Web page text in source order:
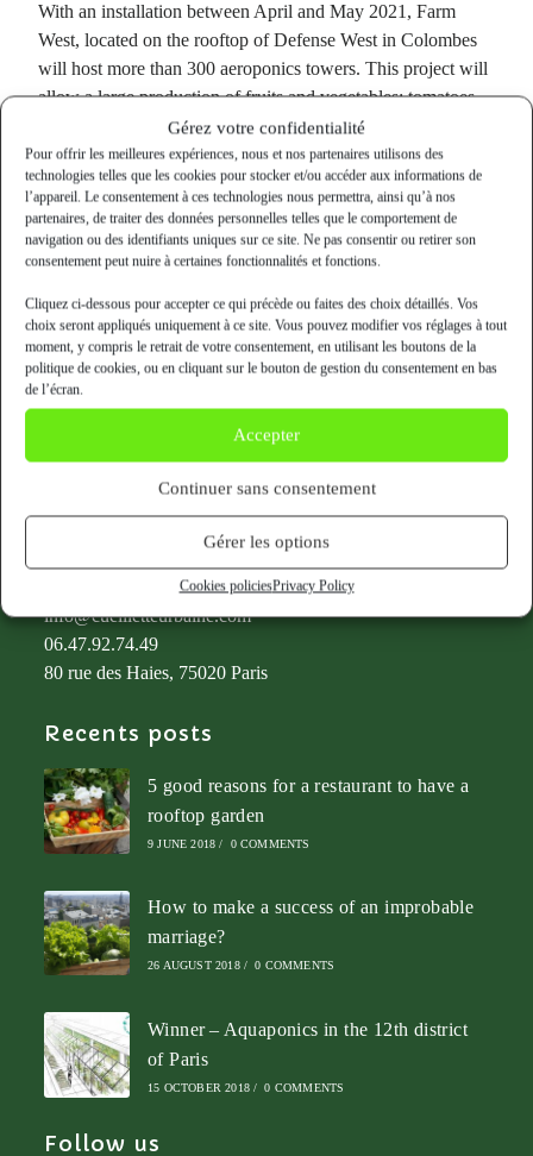
Gérez votre confidentialité
Pour offrir les meilleures expériences, nous et nos partenaires utilisons des
technologies telles que les cookies pour stocker et/ou accéder aux informations de
l’appareil. Le consentement à ces technologies nous permettra, ainsi qu’à nos
partenaires, de traiter des données personnelles telles que le comportement de
navigation ou des identifiants uniques sur ce site. Ne pas consentir ou retirer son
consentement peut nuire à certaines fonctionnalités et fonctions.
Cliquez ci-dessous pour accepter ce qui précède ou faites des choix détaillés. Vos
choix seront appliqués uniquement à ce site. Vous pouvez modifier vos réglages à tout
moment, y compris le retrait de votre consentement, en utilisant les boutons de la
politique de cookies, ou en cliquant sur le bouton de gestion du consentement en bas
de l’écran.
Accepter
Continuer sans consentement
Gérer les options
Cookies policiesPrivacy Policy
With an installation between April and May 2021, Farm
West, located on the rooftop of Defense West in Colombes
will host more than 300 aeroponics towers. This project will
allow a large production of fruits and vegetables: tomatoes,
strawberries, peppers, herbs, etc., which will be offered in
the form of baskets to the employees of the various
companies located on the site.
Contact us
info@cueilletteurbaine.com
06.47.92.74.49
80 rue des Haies, 75020 Paris
Recents posts
5 good reasons for a restaurant to have a
rooftop garden
9 JUNE 2018 / 0 COMMENTS
How to make a success of an improbable
marriage?
26 AUGUST 2018 / 0 COMMENTS
Winner – Aquaponics in the 12th district
of Paris
15 OCTOBER 2018 / 0 COMMENTS
Follow us